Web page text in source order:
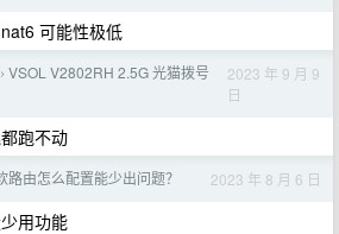
可能性极低
› VSOL V2802RH 2.5G 光猫拨号
2023 年 9 月 9
日
跑不动
路由怎么配置能少出问题？ 2023 年 8 月 6 日
用功能